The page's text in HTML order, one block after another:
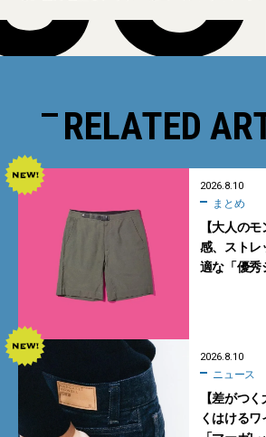
RELATED
2026.8.10
まとめ
【大人の
感、ストレ
適な「優秀
2026.8.10
ニュース
【差がつ
くはけるワ